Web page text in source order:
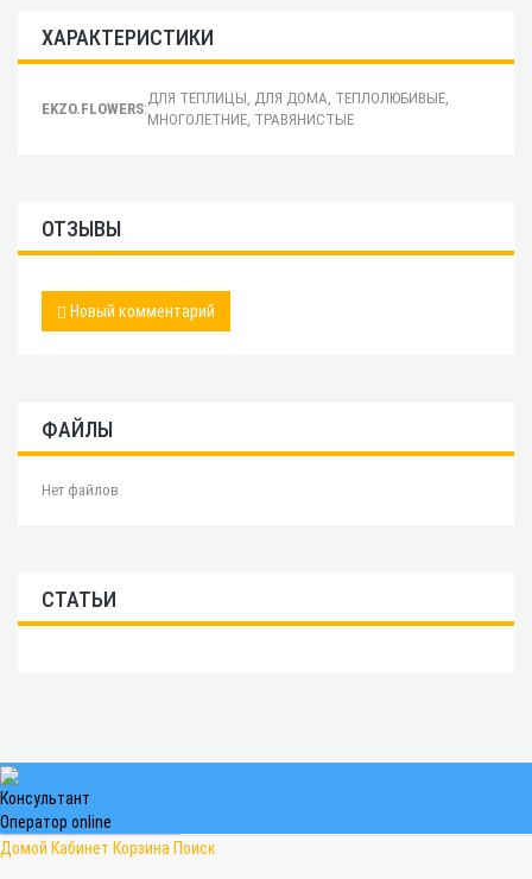
ХАРАКТЕРИСТИКИ
EKZO.FLOWERS:
ДЛЯ ТЕПЛИЦЫ, ДЛЯ ДОМА, ТЕПЛОЛЮБИВЫЕ,
МНОГОЛЕТНИЕ, ТРАВЯНИСТЫЕ
ОТЗЫВЫ
Новый комментарий
ФАЙЛЫ
Нет файлов
СТАТЬИ
Консультант
Оператор online
Домой Кабинет Корзина Поиск